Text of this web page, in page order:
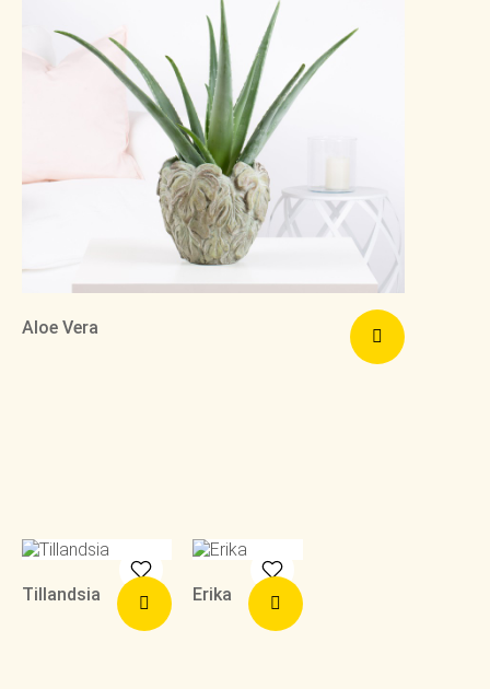
Aloe Vera
Tillandsia Erika